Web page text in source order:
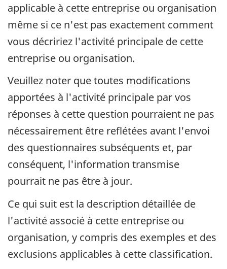
applicable à cette entreprise ou organisation
même si ce n'est pas exactement comment
vous décririez l'activité principale de cette
entreprise ou organisation.
Veuillez noter que toutes modifications
apportées à l'activité principale par vos
réponses à cette question pourraient ne pas
nécessairement être reflétées avant l'envoi
des questionnaires subséquents et, par
conséquent, l'information transmise
pourrait ne pas être à jour.
Ce qui suit est la description détaillée de
l'activité associé à cette entreprise ou
organisation, y compris des exemples et des
exclusions applicables à cette classification.